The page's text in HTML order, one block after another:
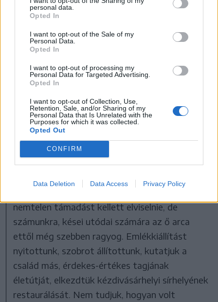
personal data.
Opted In
I want to opt-out of the Sale of my
Personal Data.
Opted In
I want to opt-out of processing my
Personal Data for Targeted Advertising.
Opted In
I want to opt-out of Collection, Use,
Retention, Sale, and/or Sharing of my
Personal Data that Is Unrelated with the
Purposes for which it was collected.
Opted Out
CONFIRM
Data Deletion Data Access Privacy Policy
sepsiszentgyörgyi Székely Nemzeti Múzeum Kós
Károly-tervezte épületegyüttese
– És konkrétabban milyen kép rajzolódik
ki a korabeli visszaemlékezésekből
Csereyné Zathureczky Emíliáról?
– Az emlékiratait olvasva láthatjuk, hogy
Csereyné női mivolta sok férfi döntéshozó
szemében szálka volt. Egy patriarchális
társadalomban a nő kezdeményezők sorsa
nemtelen támadást kellett elviselnie, de
számunkra, kései utódai számára az ő arca
ettől még szebben ragyog. Emlékkiállítást
nyitottunk, szobrot állítottunk, kutatjuk a
család más, érdekes-értékes tagjának
életútját, elkezdtük kézdivásárhelyi sírhelyének
restaurálását. Nem tudjuk, hogyan volt